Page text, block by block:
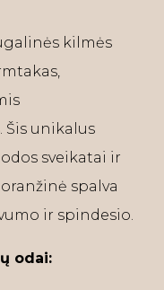
kilmės
Šis unikalus
sveikatai ir
spalva
ir spindesio.
odai: